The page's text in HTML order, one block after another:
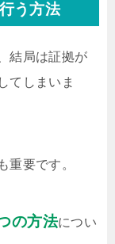
う方法
結局は証拠が
てしまいま
重要です。
の方法につい